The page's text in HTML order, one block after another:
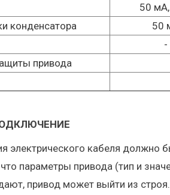
50
конденсатора
50
-
привода
электрического кабеля должно
параметры привода (тип и
привод может выйти из